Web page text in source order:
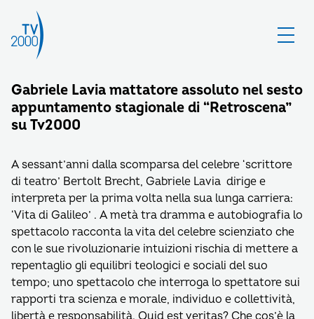
Gabriele Lavia mattatore assoluto nel sesto
appuntamento stagionale di “Retroscena”
su Tv2000
A sessant’anni dalla scomparsa del celebre ‘scrittore
di teatro’ Bertolt Brecht, Gabriele Lavia dirige e
interpreta per la prima volta nella sua lunga carriera:
‘Vita di Galileo’ . A metà tra dramma e autobiografia lo
spettacolo racconta la vita del celebre scienziato che
con le sue rivoluzionarie intuizioni rischia di mettere a
repentaglio gli equilibri teologici e sociali del suo
tempo; uno spettacolo che interroga lo spettatore sui
rapporti tra scienza e morale, individuo e collettività,
libertà e responsabilità. Quid est veritas? Che cos’è la